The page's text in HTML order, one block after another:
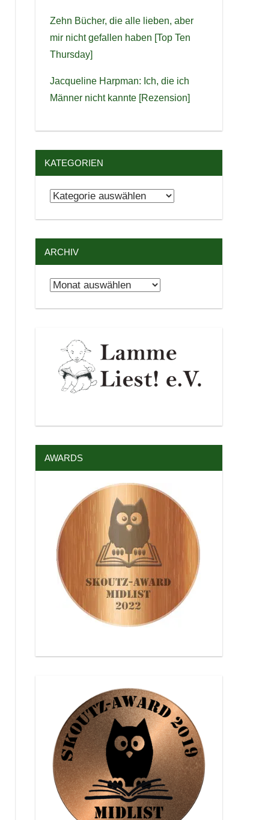
Zehn Bücher, die alle lieben, aber
mir nicht gefallen haben [Top Ten
Thursday]
Jacqueline Harpman: Ich, die ich
Männer nicht kannte [Rezension]
KATEGORIEN
Kategorien
ARCHIV
Archiv
AWARDS